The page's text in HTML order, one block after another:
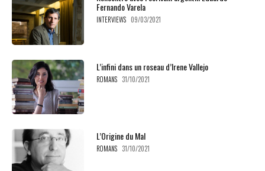
Fernando Varela
INTERVIEWS 09/03/2021
L’infini dans un roseau d’Irene Vallejo
ROMANS 31/10/2021
L’Origine du Mal
ROMANS 31/10/2021